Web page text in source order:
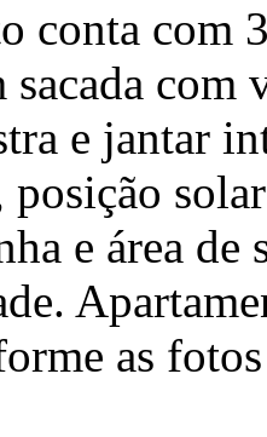
conta com
sacada
e jantar
posição
e área
as